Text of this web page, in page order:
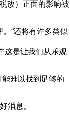
改）正面的影响被
“还将有许多类似
这是让我们从乐观
难以找到足够的
消息。